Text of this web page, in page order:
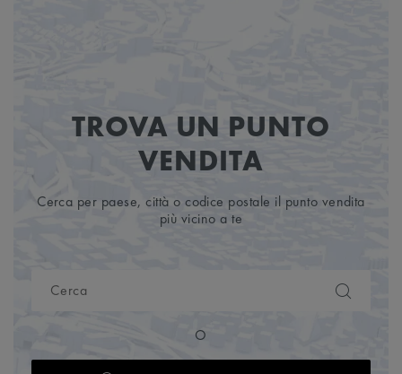
TROVA UN PUNTO
VENDITA
Cerca per paese, città o codice postale il punto vendita
più vicino a te
O